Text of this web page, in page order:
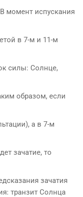
момент испускания
в 7-м и 11-м
силы: Солнце,
образом, если
а в 7-м
зачатие, то
зачатия
транзит Солнца